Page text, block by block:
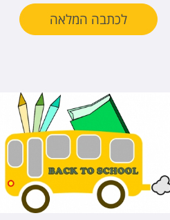
לכתבה המלאה